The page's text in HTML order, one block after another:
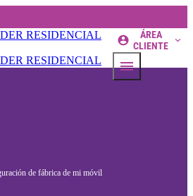
ÁREA
CLIENTE
de fábrica de mi móvil